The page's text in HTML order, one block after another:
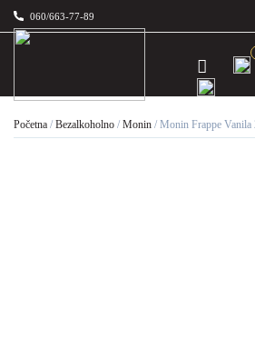
060/663-77-89
Početna / Bezalkoholno / Monin / Monin Frappe Vanila